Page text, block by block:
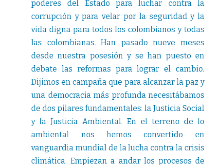
poderes del Estado para luchar contra la
corrupción y para velar por la seguridad y la
vida digna para todos los colombianos y todas
las colombianas. Han pasado nueve meses
desde nuestra posesión y se han puesto en
debate las reformas para lograr el cambio.
Dijimos en campaña que para alcanzar la paz y
una democracia más profunda necesitábamos
de dos pilares fundamentales: la Justicia Social
y la Justicia Ambiental. En el terreno de lo
ambiental nos hemos convertido en
vanguardia mundial de la lucha contra la crisis
climática. Empiezan a andar los procesos de